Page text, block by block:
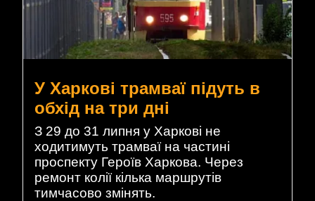
У Харкові трамваї підуть в
обхід на три дні
З 29 до 31 липня у Харкові не
ходитимуть трамваї на частині
проспекту Героїв Харкова. Через
ремонт колії кілька маршрутів
тимчасово змінять.